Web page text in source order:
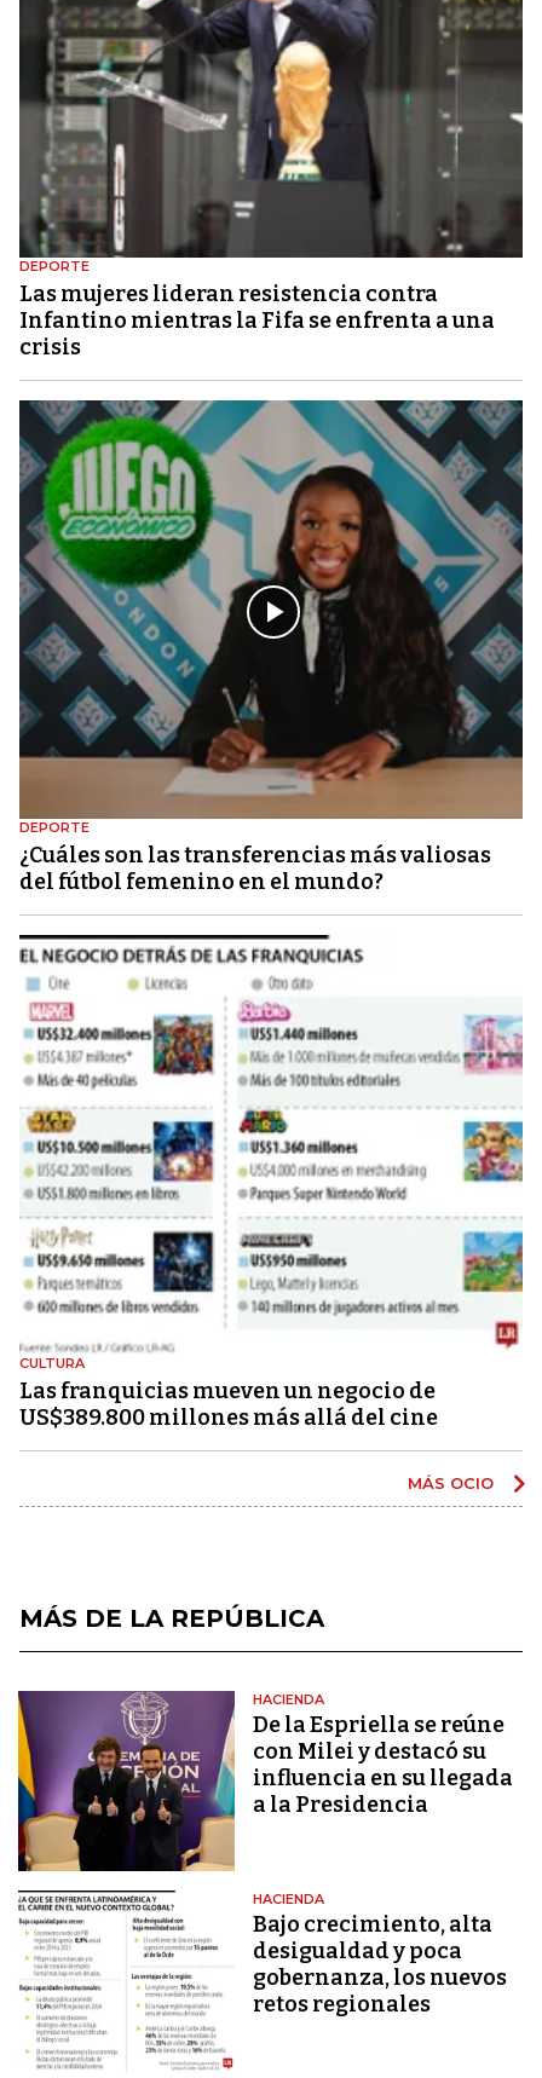
DEPORTE
Las mujeres lideran resistencia contra
Infantino mientras la Fifa se enfrenta a una
crisis
DEPORTE
¿Cuáles son las transferencias más valiosas
del fútbol femenino en el mundo?
CULTURA
Las franquicias mueven un negocio de
US$389.800 millones más allá del cine
MÁS OCIO
MÁS DE LA REPÚBLICA
HACIENDA
De la Espriella se reúne
con Milei y destacó su
influencia en su llegada
a la Presidencia
HACIENDA
Bajo crecimiento, alta
desigualdad y poca
gobernanza, los nuevos
retos regionales